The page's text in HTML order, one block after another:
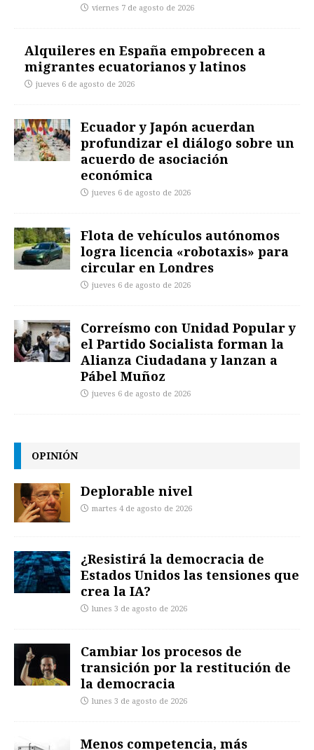
viernes 7 de agosto de 2026
Alquileres en España empobrecen a
migrantes ecuatorianos y latinos
jueves 6 de agosto de 2026
Ecuador y Japón acuerdan
profundizar el diálogo sobre un
acuerdo de asociación
económica
jueves 6 de agosto de 2026
Flota de vehículos autónomos
logra licencia «robotaxis» para
circular en Londres
jueves 6 de agosto de 2026
Correísmo con Unidad Popular y
el Partido Socialista forman la
Alianza Ciudadana y lanzan a
Pábel Muñoz
jueves 6 de agosto de 2026
OPINIÓN
Deplorable nivel
martes 4 de agosto de 2026
¿Resistirá la democracia de
Estados Unidos las tensiones que
crea la IA?
lunes 3 de agosto de 2026
Cambiar los procesos de
transición por la restitución de
la democracia
lunes 3 de agosto de 2026
Menos competencia, más